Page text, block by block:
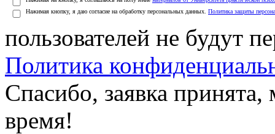
Нажимая кнопку, я даю согласие на обработку персональных данных. Политика защиты
пользователей не будут
Политика
Спасибо, заявка
время!